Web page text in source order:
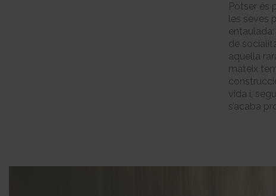
Potser és
les seves
de
aquella
mateix
vida i,
s’acaba